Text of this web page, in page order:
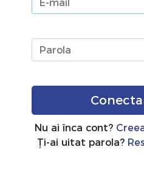
Nu ai înca cont?
Ți-ai uitat parola?